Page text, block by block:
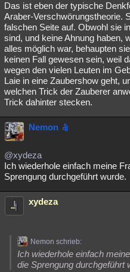
Das ist eben der typische
Araber-Verschwörungstheorie.
falschen Seite auf. Obwohl sie
sind, und keine Ahnung haben,
alles möglich war, behaupten
keinen Fall gewesen sein, weil
wegen den vielen Leuten im
Laie in eine Zaubershow geht,
welchen Trick der Zauberer
Trick dahinter stecken.
Nemon
@xydeza
Ich wiederhole einfach meine
Sprengung durchgeführt wurde.
xydeza
Nemon schrieb:
Ich wiederhole einfach
die Sprengung durchgeführt